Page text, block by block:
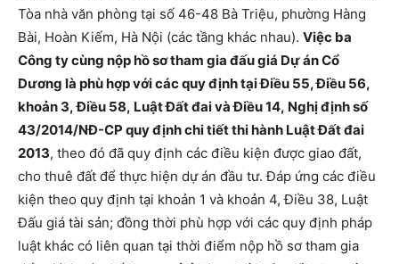
Tòa nhà văn phòng tại số 46-48 Bà Triệu, phường Hàng
Bài, Hoàn Kiếm, Hà Nội (các tầng khác nhau). Việc ba
Công ty cùng nộp hồ sơ tham gia đấu giá Dự án Cổ
Dương là phù hợp với các quy định tại Điều 55, Điều 56,
khoản 3, Điều 58, Luật Đất đai và Điều 14, Nghị định số
43/2014/NĐ-CP quy định chi tiết thi hành Luật Đất đai
2013, theo đó đã quy định các điều kiện được giao đất,
cho thuê đất để thực hiện dự án đầu tư. Đáp ứng các điều
kiện theo quy định tại khoản 1 và khoản 4, Điều 38, Luật
Đấu giá tài sản; đồng thời phù hợp với các quy định pháp
luật khác có liên quan tại thời điểm nộp hồ sơ tham gia